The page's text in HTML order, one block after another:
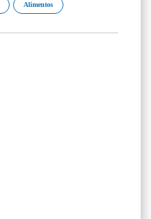
Alimentos